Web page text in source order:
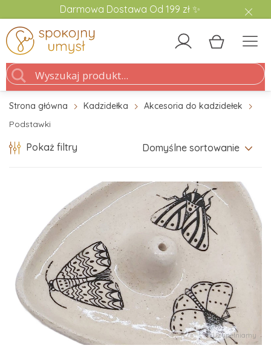
Darmowa Dostawa Od 199 zł ✨
Strona główna Kadzidełka
Akcesoria do kadzidełek
Podstawki
Pokaż filtry Domyślne sortowanie
Uzupełniamy